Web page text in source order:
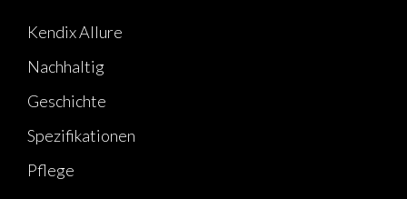
Kendix Allure
Nachhaltig
Geschichte
Spezifikationen
Pflege